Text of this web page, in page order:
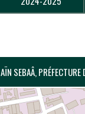
AÏN SEBAÂ,